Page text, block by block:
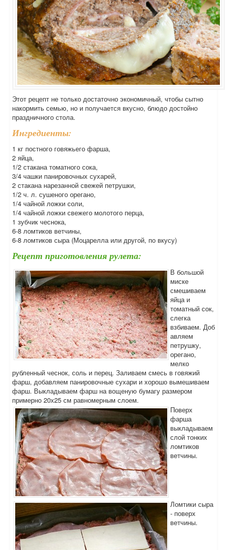
Этот рецепт не только достаточно экономичный, чтобы сытно
накормить семью, но и получается вкусно, блюдо достойно
праздничного стола.
Ингредиенты:
1 кг постного говяжьего фарша,
2 яйца,
1/2 стакана томатного сока,
3/4 чашки панировочных сухарей,
2 стакана нарезанной свежей петрушки,
1/2 ч. л. сушеного орегано,
1/4 чайной ложки соли,
1/4 чайной ложки свежего молотого перца,
1 зубчик чеснока,
6-8 ломтиков ветчины,
6-8 ломтиков сыра (Моцарелла или другой, по вкусу)
Рецепт приготовления рулета:
В большой
миске
смешиваем
яйца и
томатный сок,
слегка
взбиваем. Доб
авляем
петрушку,
орегано,
мелко
рубленный чеснок, соль и перец. Заливаем смесь в говяжий
фарш, добавляем панировочные сухари и хорошо вымешиваем
фарш. Выкладываем фарш на вощеную бумагу размером
примерно 20х25 см равномерным слоем.
Поверх
фарша
выкладываем
слой тонких
ломтиков
ветчины.
Ломтики сыра
- поверх
ветчины.